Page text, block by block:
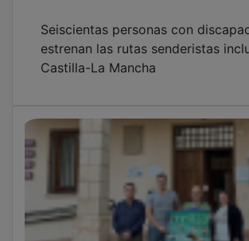
estrenan las rutas senderistas
Castilla-La Mancha